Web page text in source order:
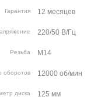
Гарантия
Резьба
оборотов
диска